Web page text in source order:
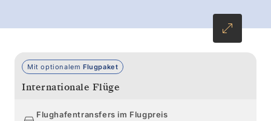
Mit optionalem Flugpaket
Internationale Flüge
Flughafentransfers im Flugpreis